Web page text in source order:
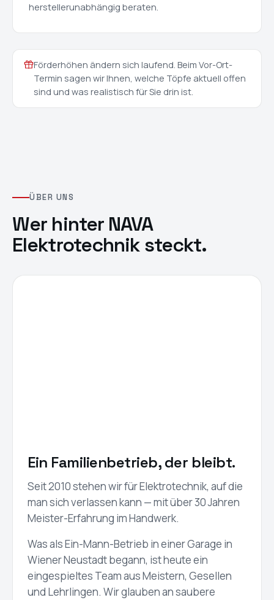
herstellerunabhängig beraten.
Förderhöhen ändern sich laufend. Beim Vor-Ort-
Termin sagen wir Ihnen, welche Töpfe aktuell offen
sind und was realistisch für Sie drin ist.
ÜBER UNS
Wer hinter NAVA
Elektrotechniksteckt.
Ein Familienbetrieb, der bleibt.
Seit 2010 stehen wir für Elektrotechnik, auf die
man sich verlassen kann — mit über 30 Jahren
Meister-Erfahrung im Handwerk.
Was als Ein-Mann-Betrieb in einer Garage in
Wiener Neustadt begann, ist heute ein
eingespieltes Team aus Meistern, Gesellen
und Lehrlingen. Wir glauben an saubere